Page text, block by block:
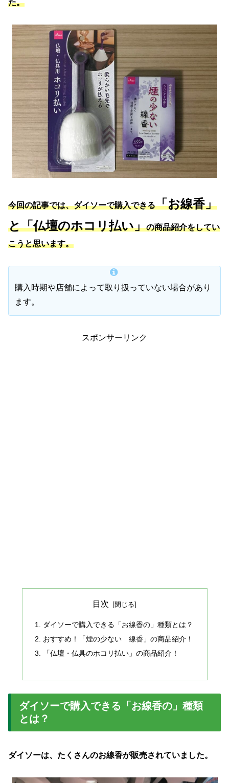
た。
今回の記事では、ダイソーで購入できる「お線香」
と「仏壇のホコリ払い」の商品紹介をしてい
こうと思います。
購入時期や店舗によって取り扱っていない場合があり
ます。
スポンサーリンク
目次
ダイソーで購入できる「お線香の」種類とは？
おすすめ！「煙の少ない 線香」の商品紹介！
「仏壇・仏具のホコリ払い」の商品紹介！
ダイソーで購入できる「お線香の」種類
とは？
ダイソーは、たくさんのお線香が販売されていました。